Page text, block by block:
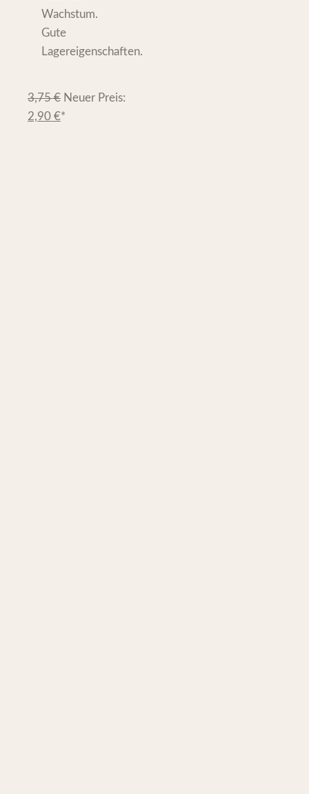
Wachstum.
Gute
Lagereigenschaften.
3,75€ Neuer Preis:
2,90 €*